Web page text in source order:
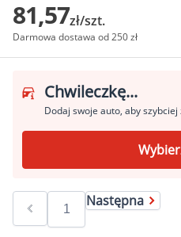
81,57zł/szt.
Darmowa dostawa od 250 zł
Chwileczkę...
Dodaj swoje auto, aby
Następna